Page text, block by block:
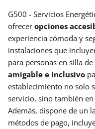
G500 - Servicios
ofrecer opciones
experiencia cómoda y
instalaciones que
para personas en silla
amigable e inclusivo
establecimiento no solo
servicio, sino también
Además, dispone de un
métodos de pago,